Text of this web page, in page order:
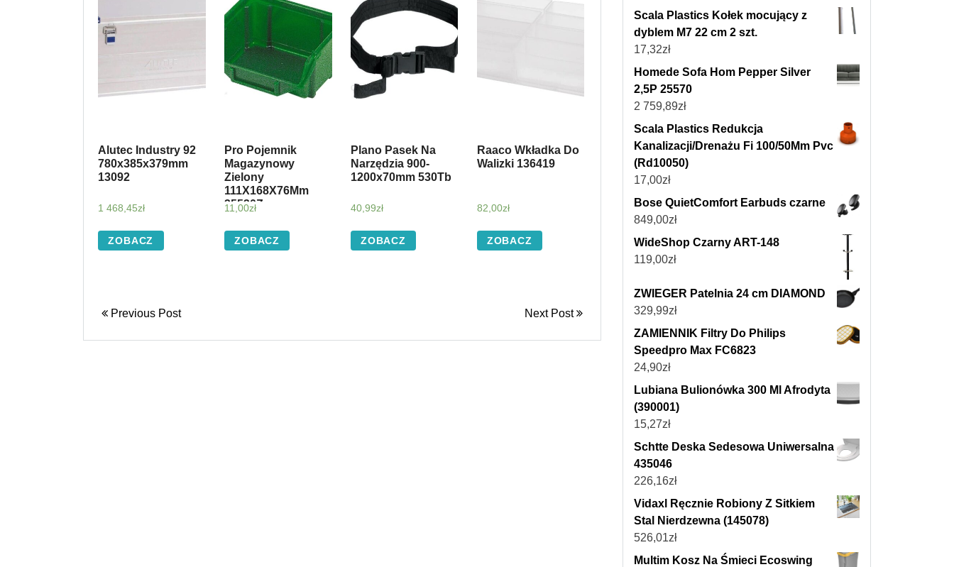
Alutec Industry 92
780x385x379mm
13092
1 468,45zł
ZOBACZ
Pro Pojemnik
Magazynowy
Zielony
111X168X76Mm
35530Z
11,00zł
ZOBACZ
Plano Pasek Na
Narzędzia 900-
1200x70mm 530Tb
40,99zł
ZOBACZ
Raaco Wkładka Do
Walizki 136419
82,00zł
ZOBACZ
Previous Post Next Post
Scala Plastics Kołek mocujący z
dyblem M7 22 cm 2 szt.
17,32zł
Homede Sofa Hom Pepper Silver
2,5P 25570
2 759,89zł
Scala Plastics Redukcja
Kanalizacji/Drenażu Fi 100/50Mm Pvc
(Rd10050)
17,00zł
Bose QuietComfort Earbuds czarne
849,00zł
WideShop Czarny ART-148
119,00zł
ZWIEGER Patelnia 24 cm DIAMOND
329,99zł
ZAMIENNIK Filtry Do Philips
Speedpro Max FC6823
24,90zł
Lubiana Bulionówka 300 Ml Afrodyta
(390001)
15,27zł
Schtte Deska Sedesowa Uniwersalna
435046
226,16zł
Vidaxl Ręcznie Robiony Z Sitkiem
Stal Nierdzewna (145078)
526,01zł
Multim Kosz Na Śmieci Ecoswing